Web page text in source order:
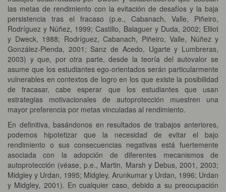
las metas de rendimiento con la evitación de desafíos y la baja
persistencia tras el fracaso (p.e., Cabanach, Valle, Piñeiro,
Rodríguez y Núñez, 1999; Castillo, Balaguer y Duda, 2002; Elliot
y Dweck, 1988; Rodríguez, Cabanach, Piñeiro, Valle, Núñez y
González-Pienda, 2001; Sanz de Acedo, Ugarte y Lumbreras,
2003) y que, por otra parte, desde la teoría del autovalor se
asume que los estudiantes ego-orientados serán particularmente
vulnerables en contextos de logro en los que existe la posibilidad
de fracasar, cabe esperar que los estudiantes que usan
estrategias motivacionales de autoprotección muestren una
mayor preferencia por metas vinculadas al rendimiento.
En definitiva, basándonos en resultados de trabajos anteriores,
podemos hipotetizar que la necesidad de evitar el bajo
rendimiento o sus consecuencias negativas está fuertemente
asociada con la adopción de diferentes mecanismos de
autoprotección (véase, p.e., Martin, Marsh y Debus, 2001, 2003;
Midgley y Urdan, 1995; Midgley, Arunkumar y Urdan, 1996; Urdan
y Midgley, 2001). En cualquier caso, debido a su preocupación